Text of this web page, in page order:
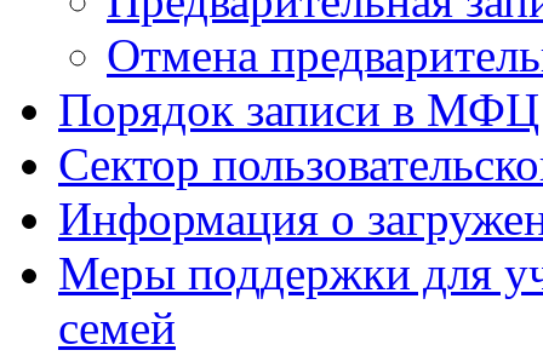
Отмена
Порядок записи в МФЦ
Сектор
Информация о
Меры поддержки для
семей